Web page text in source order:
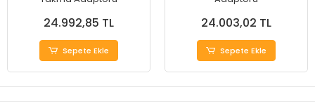
24.992,85 TL
Sepete Ekle
24.003,02 TL
Sepete Ekle